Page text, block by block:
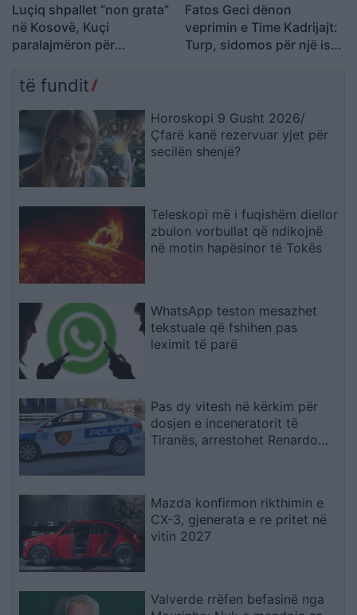
Luçiq shpallet “non grata”
në Kosovë, Kuçi
paralajmëron për
Fatos Geci dënon
veprimin e Time Kadrijajt:
Turp, sidomos për një ish-
të fundit
Horoskopi 9 Gusht 2026/
Çfarë kanë rezervuar yjet për
secilën shenjë?
Teleskopi më i fuqishëm diellor
zbulon vorbullat që ndikojnë
në motin hapësinor të Tokës
WhatsApp teston mesazhet
tekstuale që fshihen pas
leximit të parë
Pas dy vitesh në kërkim për
dosjen e inceneratorit të
Tiranës, arrestohet Renardo
Mazda konfirmon rikthimin e
CX-3, gjenerata e re pritet në
vitin 2027
Valverde rrëfen befasinë nga